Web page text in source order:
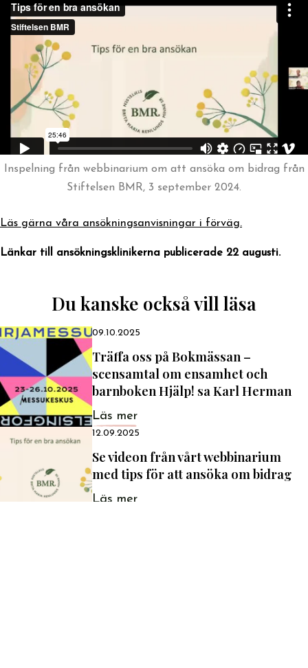
Inspelning från webbinarium om att ansöka om bidrag från
Stiftelsen BMR, 3 september 2024.
Läs gärna våra ansökningsanvisningar i förväg.
Länkar till ansökningsklinikerna publicerade 22 augusti.
Du kanske också vill läsa
09.10.2025
Träffa oss på Bokmässan –
scensamtal om ensamhet och
barnboken Hjälp! sa Karl Herman
Läs mer
12.09.2025
Se videon från vårt webbinarium
med tips för att ansöka om bidrag
Läs mer